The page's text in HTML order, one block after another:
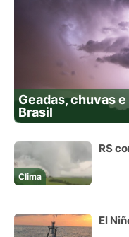
Geadas, chuvas
Brasil
Clima
RS
El